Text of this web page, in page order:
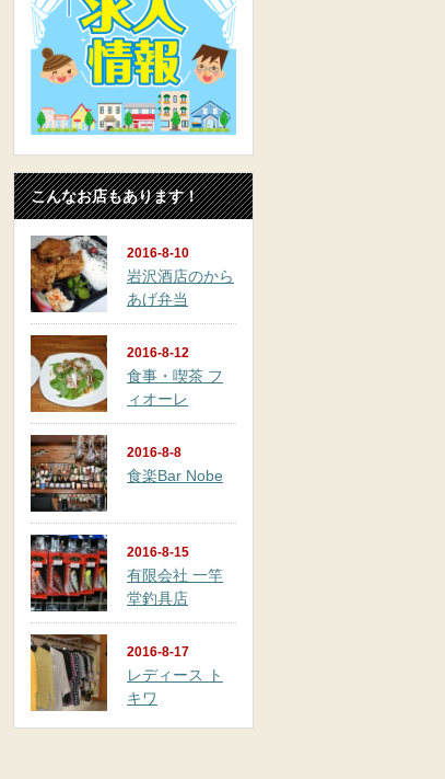
こんなお店もあります！
2016-8-10
岩沢酒店のから
あげ弁当
2016-8-12
食事・喫茶 フ
ィオーレ
2016-8-8
食楽Bar Nobe
2016-8-15
有限会社 一竿
堂釣具店
2016-8-17
レディース ト
キワ